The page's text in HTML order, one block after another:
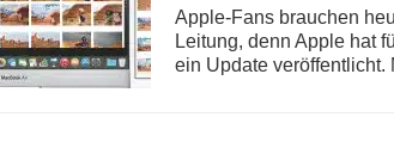
Apple-Fans brauchen
Leitung, denn Apple hat
ein Update veröffentlicht.